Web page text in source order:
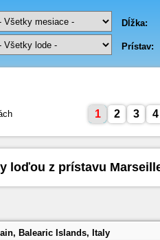
4
3
2
1
loďou z prístavu
Balearic Islands, Italy